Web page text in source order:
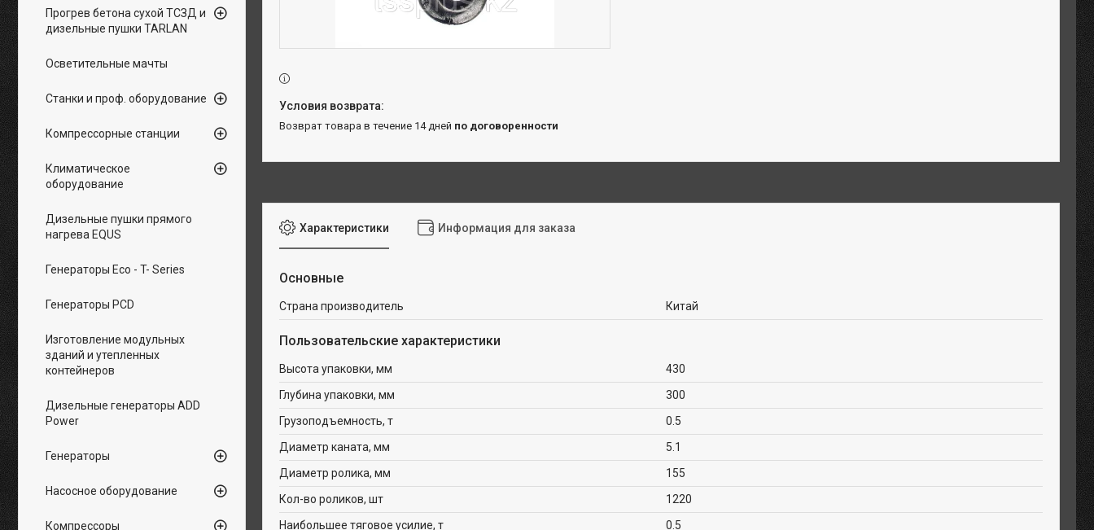
возврат товара в течение 14 дней по договоренности
Характеристики Информация для заказа
Основные
Страна производитель Китай
Пользовательские характеристики
Высота упаковки, мм
430
Глубина упаковки, мм
300
Грузоподъемность, т
0.5
Диаметр каната, мм
5.1
Диаметр ролика, мм
155
Кол-во роликов, шт
1220
Наибольшее тяговое усилие, т
0.5
Прогрев бетона сухой ТСЗД и
дизельные пушки TARLAN
Осветительные мачты
Станки и проф. оборудование
Компрессорные станции
Климатическое
оборудование
Дизельные пушки прямого
нагрева EQUS
Генераторы Eco - T- Series
Генераторы PCD
Изготовление модульных
зданий и утепленных
контейнеров
Дизельные генераторы ADD
Power
Генераторы
Насосное оборудование
Компрессоры